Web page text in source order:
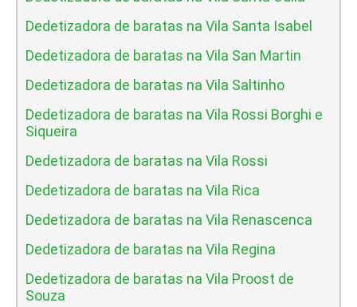
Dedetizadora de baratas na Vila Santa Isabel
Dedetizadora de baratas na Vila San Martin
Dedetizadora de baratas na Vila Saltinho
Dedetizadora de baratas na Vila Rossi Borghi e
Siqueira
Dedetizadora de baratas na Vila Rossi
Dedetizadora de baratas na Vila Rica
Dedetizadora de baratas na Vila Renascenca
Dedetizadora de baratas na Vila Regina
Dedetizadora de baratas na Vila Proost de
Souza